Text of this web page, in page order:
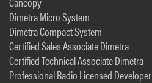
Dimetra Micro System
Dimetra Compact System
Certified Sales Associate Dimetra
Certified Technical Associate Dimetra
Professional Radio Licensed Developer